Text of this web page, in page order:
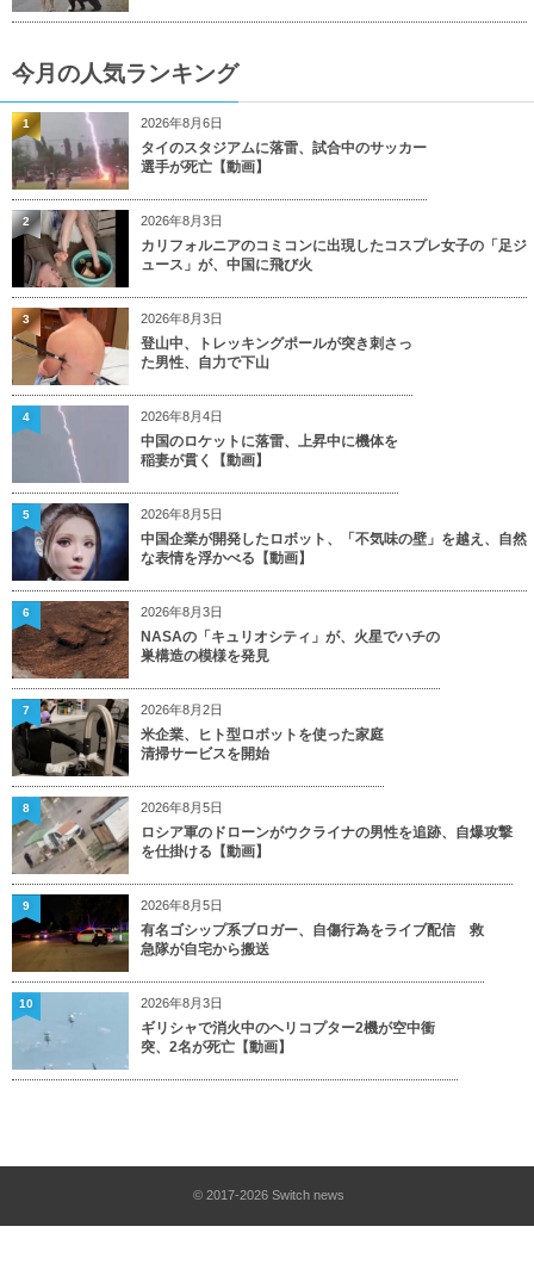
今月の人気ランキング
2026年8月6日
タイのスタジアムに落雷、試合中のサッカー
選手が死亡【動画】
1
2026年8月3日
カリフォルニアのコミコンに出現したコスプレ女子の「足ジ
ュース」が、中国に飛び火
2
2026年8月3日
登山中、トレッキングポールが突き刺さっ
た男性、自力で下山
3
2026年8月4日
中国のロケットに落雷、上昇中に機体を
稲妻が貫く【動画】
4
2026年8月5日
中国企業が開発したロボット、「不気味の壁」を越え、自然
な表情を浮かべる【動画】
5
2026年8月3日
NASAの「キュリオシティ」が、火星でハチの
巣構造の模様を発見
6
2026年8月2日
米企業、ヒト型ロボットを使った家庭
清掃サービスを開始
7
2026年8月5日
ロシア軍のドローンがウクライナの男性を追跡、自爆攻撃
を仕掛ける【動画】
8
2026年8月5日
有名ゴシップ系ブロガー、自傷行為をライブ配信 救
急隊が自宅から搬送
9
2026年8月3日
ギリシャで消火中のヘリコプター2機が空中衝
突、2名が死亡【動画】
10
© 2017-2026Switch news